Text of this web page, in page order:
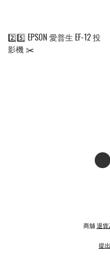
2️⃣5️⃣ EPSON 愛普生 EF-12 投
影機 ✂️
商舖退貨
提